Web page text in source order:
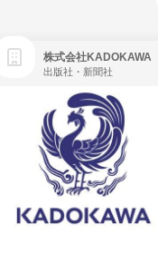
株式会社KADOKAWA
出版社・新聞社